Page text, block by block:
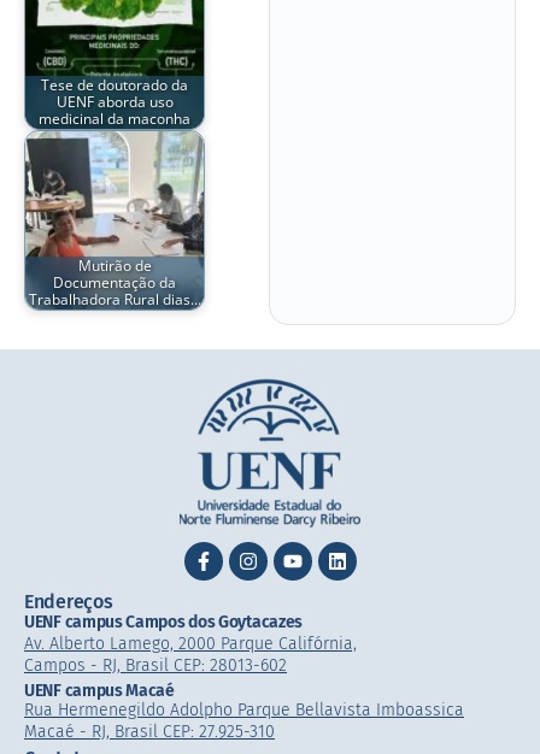
Tese de doutorado da
UENF aborda uso
medicinal da maconha
Mutirão de
Documentação da
Trabalhadora Rural dias…
Endereços
UENF campus Campos dos Goytacazes
Av. Alberto Lamego, 2000 Parque Califórnia,
Campos - RJ, Brasil CEP: 28013-602
UENF campus Macaé
Rua Hermenegildo Adolpho Parque Bellavista Imboassica
Macaé - RJ, Brasil CEP: 27.925-310